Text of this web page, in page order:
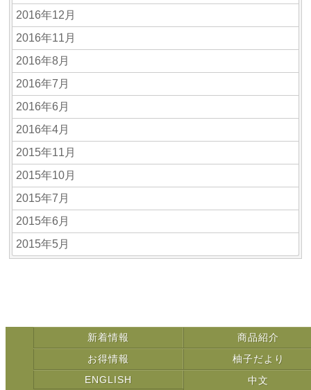
2016年12月
2016年11月
2016年8月
2016年7月
2016年6月
2016年4月
2015年11月
2015年10月
2015年7月
2015年6月
2015年5月
新着情報
商品紹介
お得情報
柚子だより
ENGLISH
中文